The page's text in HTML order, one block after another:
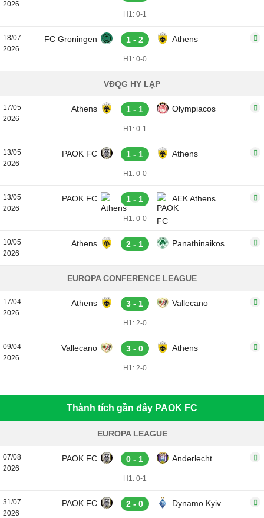
2026
H1: 0-1
18/07
2026
FC Groningen 1 - 2 Athens
H1: 0-0
VĐQG HY LẠP
17/05
2026
Athens 1 - 1 Olympiacos
H1: 0-1
13/05
2026
PAOK FC 1 - 1 Athens
H1: 0-0
13/05
2026
PAOK FC 1 - 1 AEK Athens
H1: 0-0
10/05
2026
Athens 2 - 1 Panathinaikos
EUROPA CONFERENCE LEAGUE
17/04
2026
Athens 3 - 1 Vallecano
H1: 2-0
09/04
2026
Vallecano 3 - 0 Athens
H1: 2-0
Thành tích gần đây PAOK FC
EUROPA LEAGUE
07/08
2026
PAOK FC 0 - 1 Anderlecht
H1: 0-1
31/07
2026
PAOK FC 2 - 0 Dynamo Kyiv